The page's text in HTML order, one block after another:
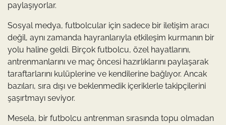
paylaşıyorlar.
Sosyal medya, futbolcular için sadece bir iletişim aracı
değil, aynı zamanda hayranlarıyla etkileşim kurmanın bir
yolu haline geldi. Birçok futbolcu, özel hayatlarını,
antrenmanlarını ve maç öncesi hazırlıklarını paylaşarak
taraftarlarını kulüplerine ve kendilerine bağlıyor. Ancak
bazıları, sıra dışı ve beklenmedik içeriklerle takipçilerini
şaşırtmayı seviyor.
Mesela, bir futbolcu antrenman sırasında topu olmadan